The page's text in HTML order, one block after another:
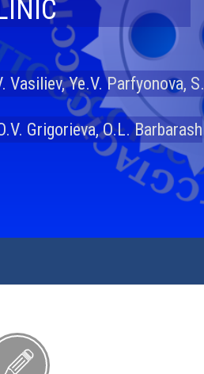
Vasiliev, Ye.V. Parfyonova,
Grigorieva, O.L. Barbarash